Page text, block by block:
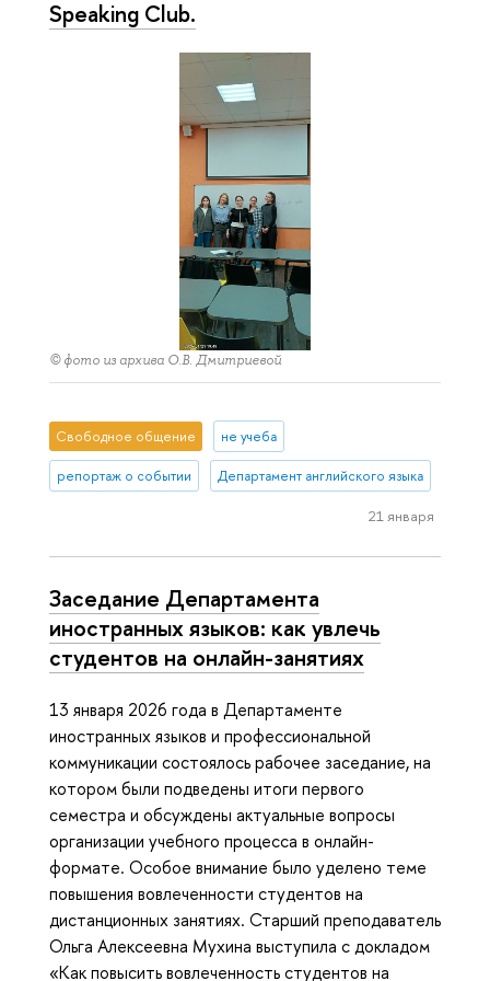
Speaking Club.
© фото из архива О.В. Дмитриевой
Свободное общение не учеба
репортаж о событии Департамент английского языка
21 января
Заседание Департамента
иностранных языков: как увлечь
студентов на онлайн-занятиях
13 января 2026 года в Департаменте
иностранных языков и профессиональной
коммуникации состоялось рабочее заседание, на
котором были подведены итоги первого
семестра и обсуждены актуальные вопросы
организации учебного процесса в онлайн-
формате. Особое внимание было уделено теме
повышения вовлеченности студентов на
дистанционных занятиях. Старший преподаватель
Ольга Алексеевна Мухина выступила с докладом
«Как повысить вовлеченность студентов на